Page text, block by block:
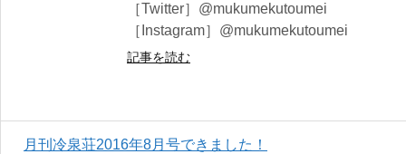
［Twitter］@mukumekutoumei
［Instagram］@mukumekutoumei
記事を読む
月刊冷泉荘2016年8月号できました！